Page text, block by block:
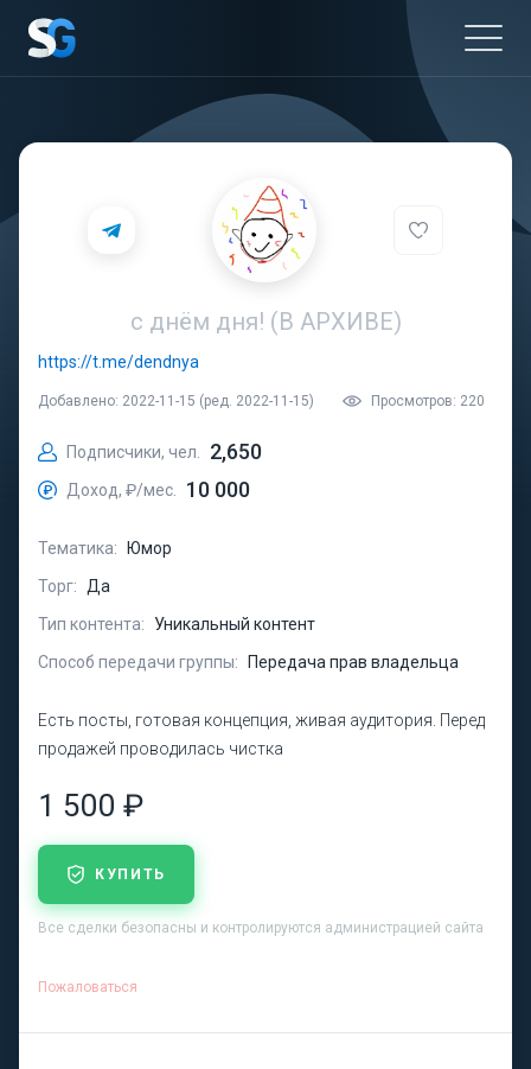
с днём дня! (В АРХИВЕ)
https://t.me/dendnya
Добавлено: 2022-11-15 (ред. 2022-11-15) Просмотров: 220
Подписчики, чел. 2,650
Доход, ₽/мес. 10 000
Тематика:
Юмор
Торг:
Да
Тип контента:
Уникальный контент
Способ передачи группы:
Передача прав владельца
Есть посты, готовая концепция, живая аудитория. Перед
продажей проводилась чистка
1 500 ₽
КУПИТЬ
Все сделки безопасны и контролируются администрацией сайта
Пожаловаться